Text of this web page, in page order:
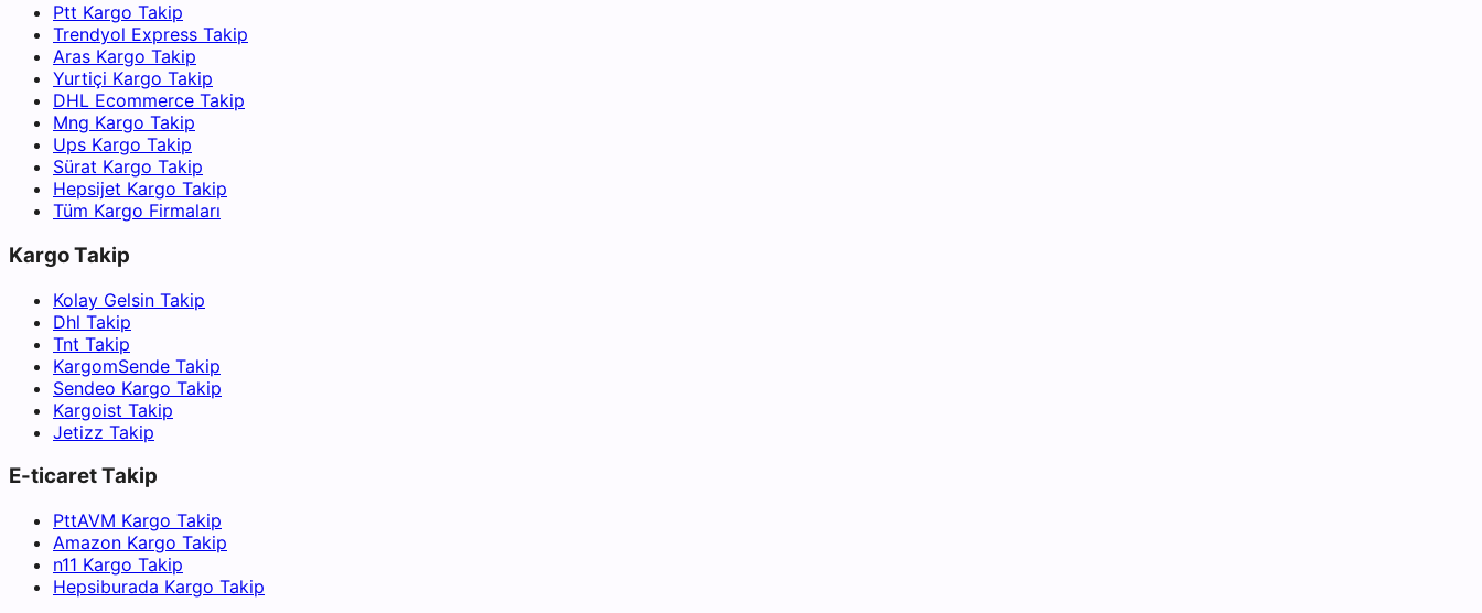
Ptt Kargo Takip
Trendyol Express Takip
Aras Kargo Takip
Yurtiçi Kargo Takip
DHL Ecommerce Takip
Mng Kargo Takip
Ups Kargo Takip
Sürat Kargo Takip
Hepsijet Kargo Takip
Tüm Kargo Firmaları
Kargo Takip
Kolay Gelsin Takip
Dhl Takip
Tnt Takip
KargomSende Takip
Sendeo Kargo Takip
Kargoist Takip
Jetizz Takip
E-ticaret Takip
PttAVM Kargo Takip
Amazon Kargo Takip
n11 Kargo Takip
Hepsiburada Kargo Takip